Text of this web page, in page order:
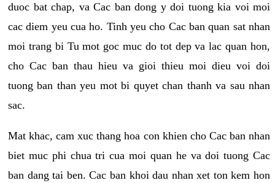
duoc bat chap, va Cac ban dong y doi tuong kia voi moi
cac diem yeu cua ho. Tinh yeu cho Cac ban quan sat nhan
moi trang bi Tu mot goc muc do tot dep va lac quan hon,
cho Cac ban thau hieu va gioi thieu moi dieu voi doi
tuong ban than yeu mot bi quyet chan thanh va sau nhan
sac.
Mat khac, cam xuc thang hoa con khien cho Cac ban nhan
biet muc phi chua tri cua moi quan he va doi tuong Cac
ban dang tai ben. Cac ban khoi dau nhan xet ton kem hon